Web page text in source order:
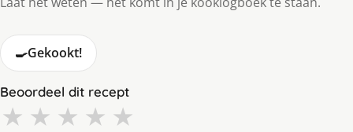
🍳Gekookt!
Beoordeel dit recept
★ ★ ★ ★ ★